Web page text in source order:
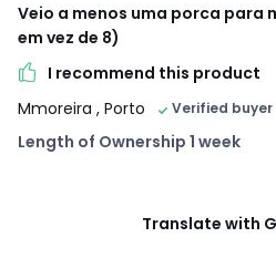
Veio a menos uma porca para
em vez de 8)
I recommend this product
Mmoreira , Porto Verified buyer
Length of Ownership 1 week
Translate with